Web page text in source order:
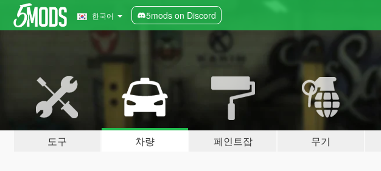
한국어 5mods on Discord
도구 차량 페인트잡 무기